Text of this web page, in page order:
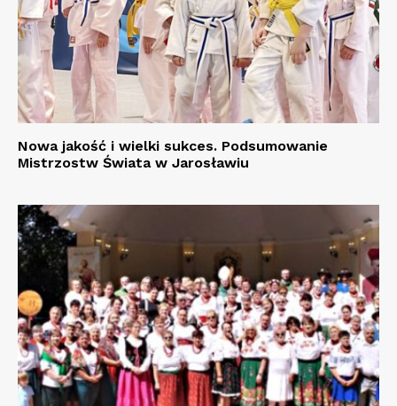
Nowa jakość i wielki sukces. Podsumowanie
Mistrzostw Świata w Jarosławiu